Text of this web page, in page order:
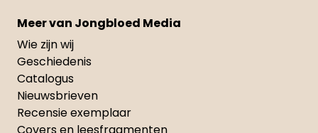
Meer van Jongbloed Media
Wie zijn wij
Geschiedenis
Catalogus
Nieuwsbrieven
Recensie exemplaar